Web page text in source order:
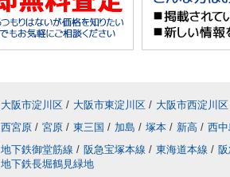
大阪市淀川区 / 大阪市東淀川区 / 大阪市西淀川区
西宮原 / 宮原 / 東三国 / 加島 / 塚本 / 新高 / 西中
地下鉄御堂筋線 / 阪急宝塚本線 / 東海道本線 /
地下鉄長堀鶴見緑地